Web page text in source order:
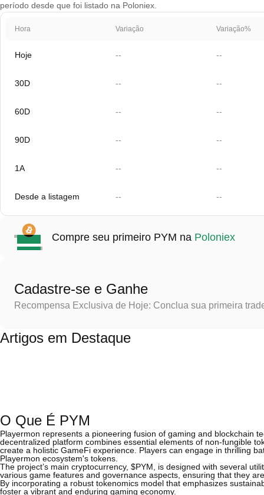
período desde que foi listado na Poloniex.
Hora Variação Variação%
Hoje -- --
30D -- --
60D -- --
90D -- --
1A -- --
Desde a listagem -- --
Compre seu primeiro PYM na Poloniex
Cadastre-se e Ganhe
Recompensa Exclusiva de Hoje: Conclua sua primeira
Artigos em Destaque
O Que É PYM
Playermon represents a pioneering fusion of gaming and blockchain
decentralized platform combines essential elements of non-fungible
create a holistic GameFi experience. Players can engage in thrilling
Playermon ecosystem's tokens.
The project’s main cryptocurrency, $PYM, is designed with several
various game features and governance aspects, ensuring that they
By incorporating a robust tokenomics model that emphasizes
foster a vibrant and enduring gaming economy.